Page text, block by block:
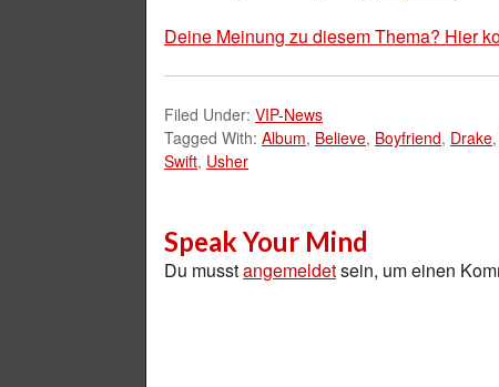
Deine Meinung zu diesem Thema? Hier
Filed Under: VIP-News
Tagged With: Album, Believe, Boyfriend, Drake,
Swift, Usher
Speak Your Mind
Du musstangemeldetsein, um einen